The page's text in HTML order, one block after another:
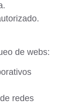
de webs:
redes